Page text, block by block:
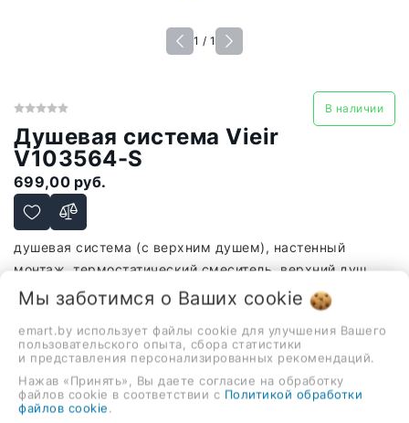
1 / 1
В наличии
Душевая система Vieir
V103564-S
699,00 руб.
душевая система (с верхним душем), настенный
монтаж, термостатический смеситель, верхний душ,
ручной душ
В корзину
Мы заботимся о Ваших cookie
emart.by использует файлы cookie для улучшения Вашего
пользовательского опыта, сбора статистики
и представления персонализированных рекомендаций.
Нажав «Принять», Вы даете согласие на обработку
файлов cookie в соответствии с Политикой обработки
файлов cookie